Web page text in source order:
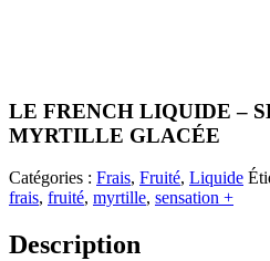
LE FRENCH LIQUIDE –
MYRTILLE GLACÉE
Catégories : Frais, Fruité, Liquide
frais, fruité, myrtille, sensation +
Description